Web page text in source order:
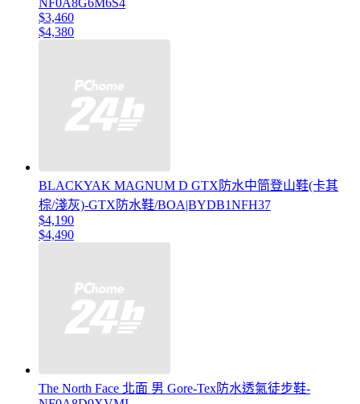
NF0A8G6M6S4
$3,460
$4,380
BLACKYAK MAGNUM D GTX防水中筒登山鞋(卡其
棕/淺灰)-GTX防水鞋/BOA|BYDB1NFH37
$4,190
$4,490
The North Face 北面 男 Gore-Tex防水透氣徒步鞋-